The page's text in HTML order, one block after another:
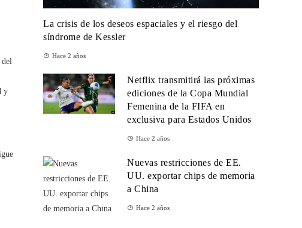
del
y
La crisis de los deseos espaciales y el riesgo del
síndrome de Kessler
Hace 2 años
Netflix transmitirá las próximas
ediciones de la Copa Mundial
Femenina de la FIFA en
exclusiva para Estados Unidos
Hace 2 años
Nuevas restricciones de EE.
UU. exportar chips de memoria
a China
Hace 2 años